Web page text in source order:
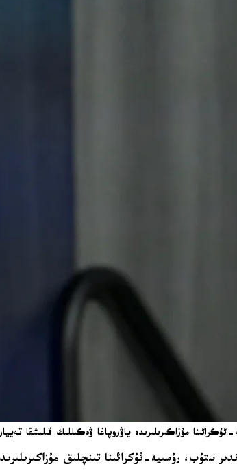
ئۇكرائىنا مۇزاكىرىلىرىدە ياۋروپاغا ۋەكىللىك قىلىشقا
ستۇب، رۇسىيە-ئۇكرائىنا تىنچلىق